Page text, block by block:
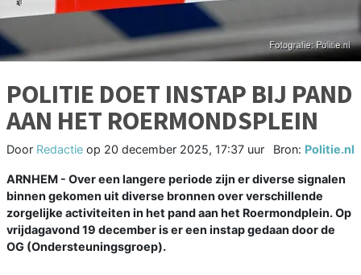
POLITIE DOET INSTAP BIJ PAND
AAN HET ROERMONDSPLEIN
Door Redactie op 20 december 2025, 17:37 uur Bron: Politie.nl
ARNHEM - Over een langere periode zijn er diverse signalen
binnen gekomen uit diverse bronnen over verschillende
zorgelijke activiteiten in het pand aan het Roermondplein. Op
vrijdagavond 19 december is er een instap gedaan door de
OG (Ondersteuningsgroep).